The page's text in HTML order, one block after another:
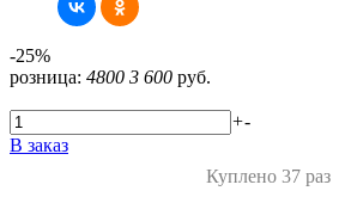
-25%
розница: 4800 3 600 руб.
+-
В заказ
Куплено 37 раз